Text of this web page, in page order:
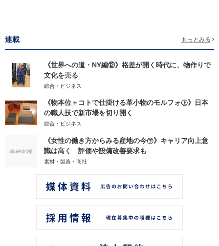
連載 もっとみる
《世界への道・NY編⑫》格差が開く時代に、物作りで
文化を売る
総合・ビジネス
《物本位＋コトで仕掛ける革小物のモルフォ㊤》日本
の職人技で新市場を切り開く
総合・ビジネス
《女性の働き方からみる産地の今㊦》キャリア向上意
識は高く 評価や設備改善要求も
素材・製造・商社